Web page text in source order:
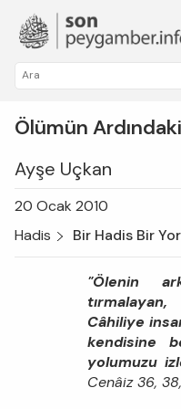
Ölümün
Ayşe Uçkan
20 Ocak 2010
Hadis
Bir Hadis Bir
"Ölenin
Câhiliye
kendisine
yolumuzu
Cenâiz 36,